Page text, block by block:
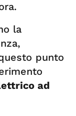
la
punto
ad